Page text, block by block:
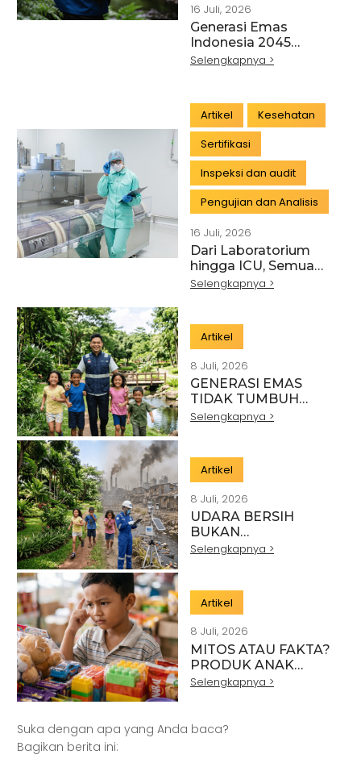
16 Juli, 2026
Generasi Emas
Indonesia 2045
Dimulai dari Hutan
Selengkapnya >
Artikel
Kesehatan
Sertifikasi
Inspeksi dan audit
Pengujian dan Analisis
16 Juli, 2026
Dari Laboratorium
hingga ICU, Semua
Membutuhkan
Selengkapnya >
Artikel
8 Juli, 2026
GENERASI EMAS
TIDAK TUMBUH
DARI PROGRAM
MENCIPTAKAN
DAMPAK YANG
BERKELANJUTAN
Selengkapnya >
Artikel
8 Juli, 2026
UDARA BERSIH
BUKAN
KEMEWAHAN:
MENENTUKAN
MASA DEPAN
GENERASI EMAS
INDONESIA
Selengkapnya >
Artikel
8 Juli, 2026
MITOS ATAU FAKTA?
PRODUK ANAK
YANG AMAN TIDAK
Selengkapnya >
Suka dengan apa yang Anda baca?
Bagikan berita ini: